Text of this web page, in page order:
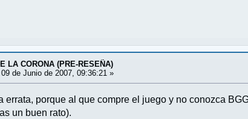
LA CORONA (PRE-RESEÑA)
09 de Junio de 2007, 09:36:21 »
errata, porque al que compre el juego y no conozca
un buen rato).